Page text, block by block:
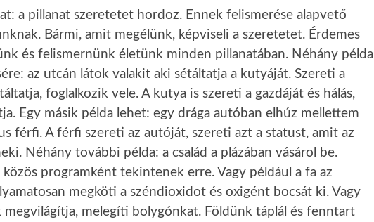
a pillanat szeretetet hordoz. Ennek felismerése alapvető
Bármi, amit megélünk, képviseli a szeretetet. Érdemes
és felismernünk életünk minden pillanatában. Néhány példa
az utcán látok valakit aki sétáltatja a kutyáját. Szereti a
foglalkozik vele. A kutya is szereti a gazdáját és hálás,
Egy másik példa lehet: egy drága autóban elhúz mellettem
férfi. A férfi szereti az autóját, szereti azt a statust, amit az
Néhány további példa: a család a plázában vásárol be.
közös programként tekintenek erre. Vagy például a fa az
megköti a széndioxidot és oxigént bocsát ki. Vagy
megvilágítja, melegíti bolygónkat. Földünk táplál és fenntart